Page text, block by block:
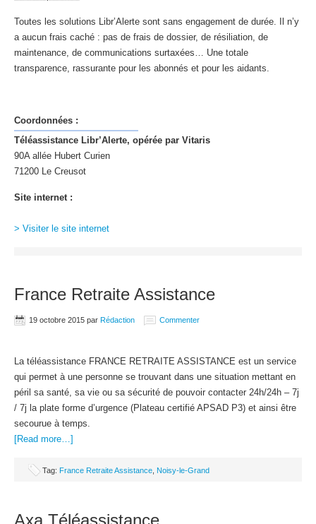
Toutes les solutions Libr’Alerte sont sans engagement de durée. Il n’y
a aucun frais caché : pas de frais de dossier, de résiliation, de
maintenance, de communications surtaxées… Une totale
transparence, rassurante pour les abonnés et pour les aidants.
Coordonnées :
Téléassistance Libr’Alerte, opérée par Vitaris
90A allée Hubert Curien
71200 Le Creusot
Site internet :
> Visiter le site internet
France Retraite Assistance
19 octobre 2015 par Rédaction Commenter
La téléassistance FRANCE RETRAITE ASSISTANCE est un service
qui permet à une personne se trouvant dans une situation mettant en
péril sa santé, sa vie ou sa sécurité de pouvoir contacter 24h/24h – 7j
/ 7j la plate forme d’urgence (Plateau certifié APSAD P3) et ainsi être
secourue à temps.
[Read more…]
Tag: France Retraite Assistance Noisy-le-Grand
Axa Téléassistance